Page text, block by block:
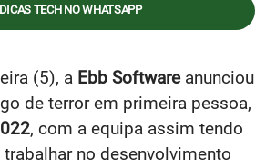
TECH NO WHATSAPP
(5), a Ebb Softwareanunciou
de terror em primeira pessoa,
, com a equipa assim tendo
no desenvolvimento